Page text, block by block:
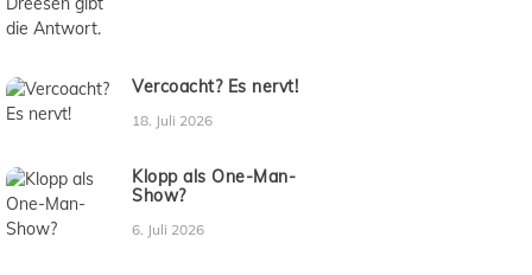
Vercoacht? Es nervt!
18. Juli 2026
Klopp als One-Man-
Show?
6. Juli 2026